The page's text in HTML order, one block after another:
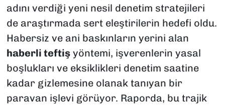
adını verdiği yeni nesil denetim stratejileri
de araştırmada sert eleştirilerin hedefi oldu.
Habersiz ve ani baskınların yerini alan
haberli teftişyöntemi, işverenlerin yasal
boşlukları ve eksiklikleri denetim saatine
kadar gizlemesine olanak tanıyan bir
paravan işlevi görüyor. Raporda, bu trajik